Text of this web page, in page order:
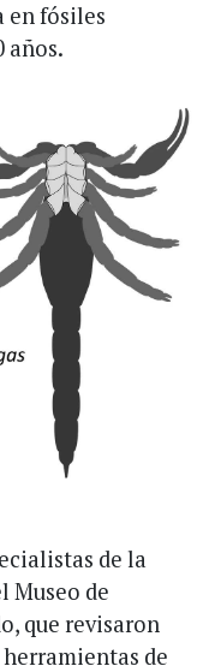
en fósiles
años.
de la
Museo de
que revisaron
de